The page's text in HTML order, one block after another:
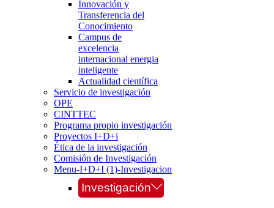
Innovación y
Transferencia del
Conocimiento
Campus de
excelencia
internacional energia
inteligente
Actualidad científica
Servicio de investigación
OPE
CINTTEC
Programa propio investigación
Proyectos I+D+i
Ética de la investigación
Comisión de Investigación
Menu-I+D+I (1)-Investigacion
Investigación